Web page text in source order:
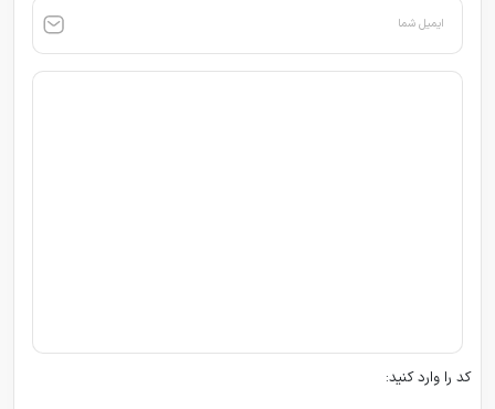
ایمیل شما
کد را وارد کنید: